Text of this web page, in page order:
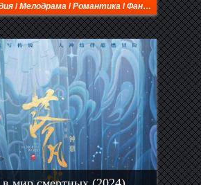
/Мелодрама /Романтика /Фантастика